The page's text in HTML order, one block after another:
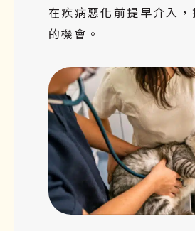
在疾病惡化前提早介入
的機會。